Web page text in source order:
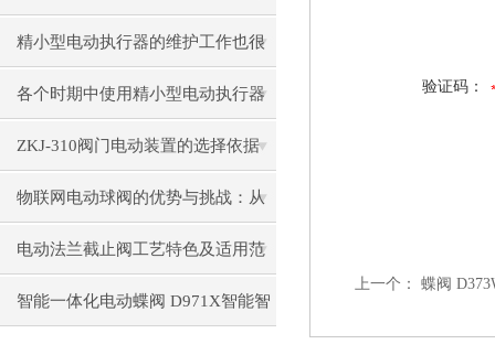
精小型电动执行器的维护工作也很
重要！
各个时期中使用精小型电动执行器
出现的小状况
ZKJ-310阀门电动装置的选择依据
物联网电动球阀的优势与挑战：从
设计到应用
电动法兰截止阀工艺特色及适用范
围
智能一体化电动蝶阀 D971X智能智
验证码：
上一个： 蝶阀